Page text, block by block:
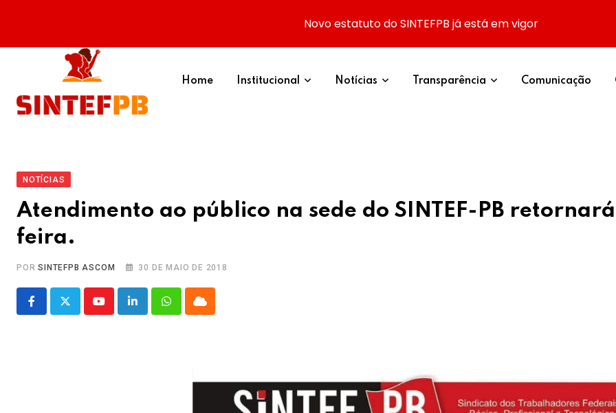
content
Home Institucional Notícias Transparência Comunicação
NOTÍCIAS
Atendimento ao público na sede do SINTEF-PB
feira.
PORSINTEFPB ASCOM 30 DE MAIO DE 2018
YoutubeLinkedInWhatsappCloud
Novo estatuto do SINTEFPB já está em vigor